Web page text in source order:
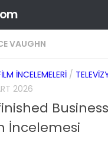
VAUGHN
İNCELEMELERI /
2026
İncelemesi